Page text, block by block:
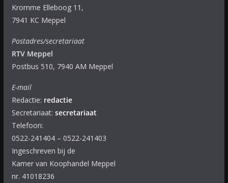
Kromme Elleboog 11,
7941 KC Meppel
Postadres/secretariaat
RTV Meppel
Postbus 510, 7940 AM Meppel
E-mail
Redactie: redactie
Secretariaat: secretariaat
Telefoon:
0522-241404 – 0522-241403
Ingeschreven bij de
Kamer van Koophandel Meppel
nr. 41018236